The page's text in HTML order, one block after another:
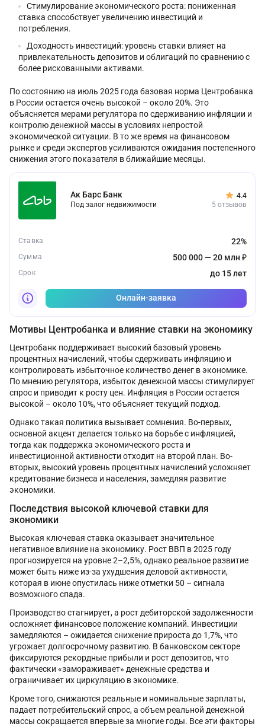
Стимулирование экономического роста: пониженная
ставка способствует увеличению инвестиций и
потребления.
Доходность инвестиций: уровень ставки влияет на
привлекательность депозитов и облигаций по сравнению с
более рискованными активами.
По состоянию на июль 2025 года базовая норма Центробанка
в России остается очень высокой – около 20%. Это
объясняется мерами регулятора по сдерживанию инфляции и
контролю денежной массы в условиях непростой
экономической ситуации. В то же время на финансовом
рынке и среди экспертов усиливаются ожидания постепенного
снижения этого показателя в ближайшие месяцы.
Ак Барс Банк
Под залог недвижимости
4.4
5 отзывов
Ставка 22%
Сумма 500 000 — 20 млн ₽
Срок до 15 лет
Онлайн-заявка
Мотивы Центробанка и влияние ставки на экономику
Центробанк поддерживает высокий базовый уровень
процентных начислений, чтобы сдерживать инфляцию и
контролировать избыточное количество денег в экономике.
По мнению регулятора, избыток денежной массы стимулирует
спрос и приводит к росту цен. Инфляция в России остается
высокой – около 10%, что объясняет текущий подход.
Однако такая политика вызывает сомнения. Во-первых,
основной акцент делается только на борьбе с инфляцией,
тогда как поддержка экономического роста и
инвестиционной активности отходит на второй план. Во-
вторых, высокий уровень процентных начислений усложняет
кредитование бизнеса и населения, замедляя развитие
экономики.
Последствия высокой ключевой ставки для
экономики
Высокая ключевая ставка оказывает значительное
негативное влияние на экономику. Рост ВВП в 2025 году
прогнозируется на уровне 2–2,5%, однако реальное развитие
может быть ниже из-за ухудшения деловой активности,
которая в июне опустилась ниже отметки 50 – сигнала
возможного спада.
Производство стагнирует, а рост дебиторской задолженности
осложняет финансовое положение компаний. Инвестиции
замедляются – ожидается снижение прироста до 1,7%, что
угрожает долгосрочному развитию. В банковском секторе
фиксируются рекордные прибыли и рост депозитов, что
фактически «замораживает» денежные средства и
ограничивает их циркуляцию в экономике.
Кроме того, снижаются реальные и номинальные зарплаты,
падает потребительский спрос, а объем реальной денежной
массы сокращается впервые за многие годы. Все эти факторы